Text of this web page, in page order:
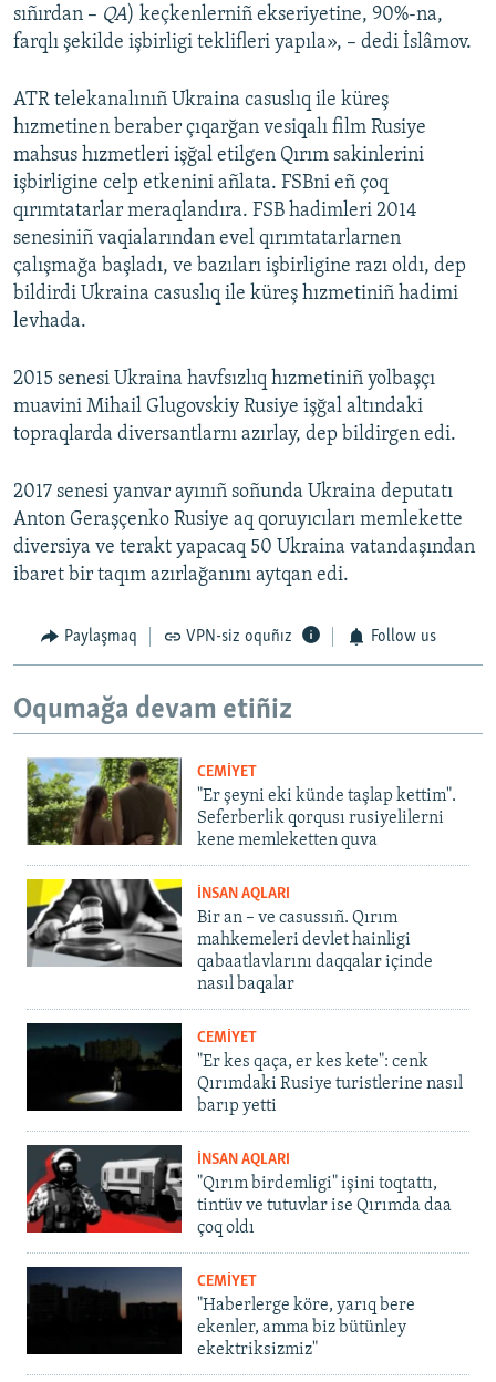
sıñırdan – QA) keçkenlerniñ ekseriyetine, 90%-na,
farqlı şekilde işbirligi teklifleri yapıla», – dedi İslâmov.
ATR telekanalınıñ Ukraina casuslıq ile küreş
hızmetinen beraber çıqarğan vesiqalı film Rusiye
mahsus hızmetleri işğal etilgen Qırım sakinlerini
işbirligine celp etkenini añlata. FSBni eñ çoq
qırımtatarlar meraqlandıra. FSB hadimleri 2014
senesiniñ vaqialarından evel qırımtatarlarnen
çalışmağa başladı, ve bazıları işbirligine razı oldı, dep
bildirdi Ukraina casuslıq ile küreş hızmetiniñ hadimi
levhada.
2015 senesi Ukraina havfsızlıq hızmetiniñ yolbaşçı
muavini Mihail Glugovskiy Rusiye işğal altındaki
topraqlarda diversantlarnı azırlay, dep bildirgen edi.
2017 senesi yanvar ayınıñ soñunda Ukraina deputatı
Anton Geraşçenko Rusiye aq qoruyıcıları memlekette
diversiya ve terakt yapacaq 50 Ukraina vatandaşından
ibaret bir taqım azırlağanını aytqan edi.
Paylaşmaq VPN-siz oquñız Follow us
Oqumağa devam etiñiz
CEMİYET
"Er şeyni eki künde taşlap kettim".
Seferberlik qorqusı rusiyelilerni
kene memleketten quva
İNSAN AQLARI
Bir an – ve casussıñ. Qırım
mahkemeleri devlet hainligi
qabaatlavlarını daqqalar içinde
nasıl baqalar
CEMİYET
"Er kes qaça, er kes kete": cenk
Qırımdaki Rusiye turistlerine nasıl
barıp yetti
İNSAN AQLARI
"Qırım birdemligi" işini toqtattı,
tintüv ve tutuvlar ise Qırımda daa
çoq oldı
CEMİYET
"Haberlerge köre, yarıq bere
ekenler, amma biz bütünley
ekektriksizmiz"